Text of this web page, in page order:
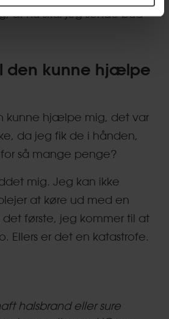
at nu skal jeg sende bud
den kunne hjælpe
kunne hjælpe mig, det var
da jeg fik de i hånden,
så mange penge?
mig. Jeg kan ikke
at køre ud med en
første, jeg kommer til at
Ellers er det en katastrofe.
halsbrand eller sure